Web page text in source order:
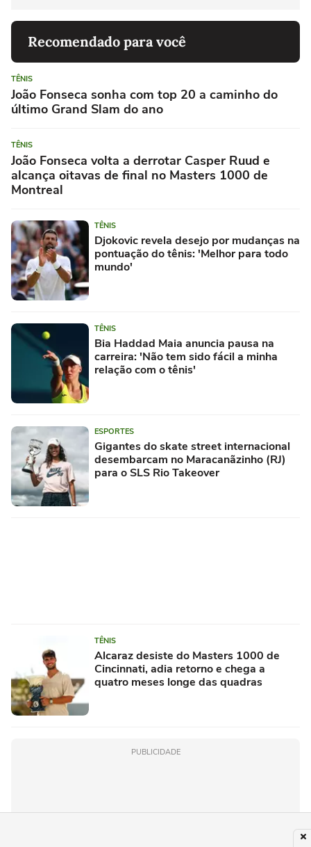
Recomendado para você
TÊNIS
João Fonseca sonha com top 20 a caminho do
último Grand Slam do ano
TÊNIS
João Fonseca volta a derrotar Casper Ruud e
alcança oitavas de final no Masters 1000 de
Montreal
TÊNIS
Djokovic revela desejo por mudanças na
pontuação do tênis: 'Melhor para todo
mundo'
TÊNIS
Bia Haddad Maia anuncia pausa na
carreira: 'Não tem sido fácil a minha
relação com o tênis'
ESPORTES
Gigantes do skate street internacional
desembarcam no Maracanãzinho (RJ)
para o SLS Rio Takeover
TÊNIS
Alcaraz desiste do Masters 1000 de
Cincinnati, adia retorno e chega a
quatro meses longe das quadras
PUBLICIDADE